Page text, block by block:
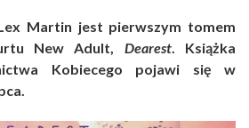
Martin jest pierwszym tomem
New Adult, Dearest. Książka
Kobiecego pojawi się w